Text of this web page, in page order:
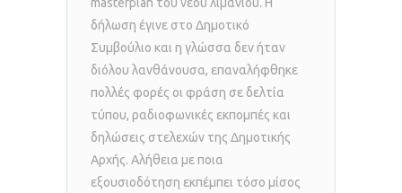
δήλωση έγινε στο Δημοτικό
Συμβούλιο και η γλώσσα δεν ήταν
διόλου λανθάνουσα, επαναλήφθηκε
πολλές φορές οι φράση σε δελτία
τύπου, ραδιοφωνικές εκπομπές και
δηλώσεις στελεχών της Δημοτικής
Αρχής. Αλήθεια με ποια
εξουσιοδότηση εκπέμπει τόσο μίσος